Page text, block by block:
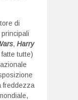
di
, Harry
tutte)
freddezza